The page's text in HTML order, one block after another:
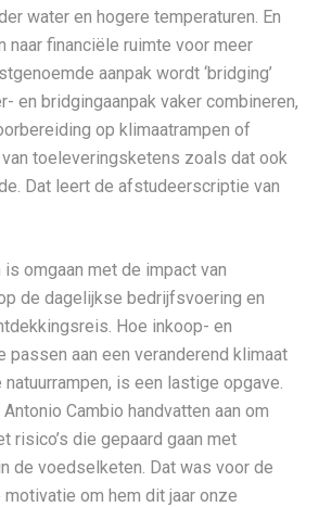
water en hogere temperaturen. En
naar financiële ruimte voor meer
aanpak wordt ‘bridging’
en bridgingaanpak vaker combineren,
op klimaatrampen of
toeleveringsketens zoals dat ook
Dat leert de afstudeerscriptie van
omgaan met de impact van
de dagelijkse bedrijfsvoering en
Hoe inkoop- en
passen aan een veranderend klimaat
is een lastige opgave.
Cambio handvatten aan om
risico’s die gepaard gaan met
de voedselketen. Dat was voor de
om hem dit jaar onze